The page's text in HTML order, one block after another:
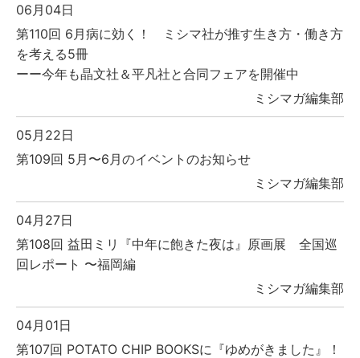
06月04日
第110回 6月病に効く！ ミシマ社が推す生き方・働き方
を考える5冊
ーー今年も晶文社＆平凡社と合同フェアを開催中
ミシマガ編集部
05月22日
第109回 5月〜6月のイベントのお知らせ
ミシマガ編集部
04月27日
第108回 益田ミリ『中年に飽きた夜は』原画展 全国巡
回レポート 〜福岡編
ミシマガ編集部
04月01日
第107回 POTATO CHIP BOOKSに『ゆめがきました』！